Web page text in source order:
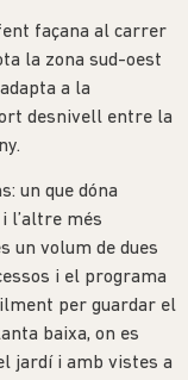
façana al carrer
la zona sud-oest
a la
desnivell entre la
un que dóna
l’altre més
un volum de dues
i el programa
per guardar el
baixa, on es
jardí i amb vistes a